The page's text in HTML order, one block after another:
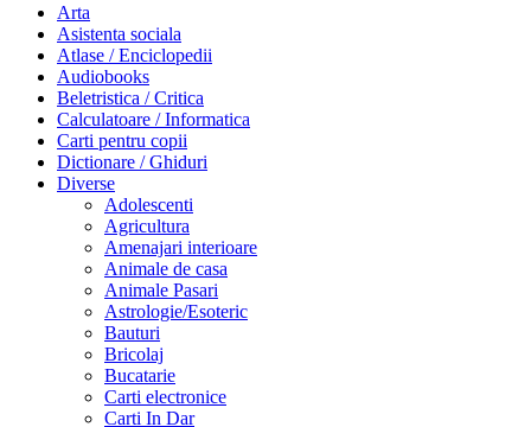
Arta
Asistenta sociala
Atlase / Enciclopedii
Audiobooks
Beletristica / Critica
Calculatoare / Informatica
Carti pentru copii
Dictionare / Ghiduri
Diverse
Adolescenti
Agricultura
Amenajari interioare
Animale de casa
Animale Pasari
Astrologie/Esoteric
Bauturi
Bricolaj
Bucatarie
Carti electronice
Carti In Dar